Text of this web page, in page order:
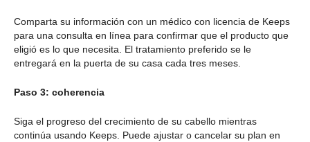
Comparta su información con un médico con licencia de Keeps
para una consulta en línea para confirmar que el producto que
eligió es lo que necesita. El tratamiento preferido se le
entregará en la puerta de su casa cada tres meses.
Paso 3: coherencia
Siga el progreso del crecimiento de su cabello mientras
continúa usando Keeps. Puede ajustar o cancelar su plan en